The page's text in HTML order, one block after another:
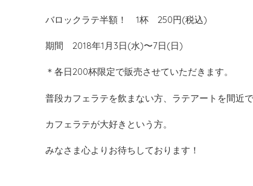
バロックラテ半額！ 1杯 250円(税込)
期間 2018年1月3日(水)〜7日(日)
＊各日200杯限定で販売させていただきます。
普段カフェラテを飲まない方、ラテアートを間近
カフェラテが大好きという方。
みなさま心よりお待ちしております！